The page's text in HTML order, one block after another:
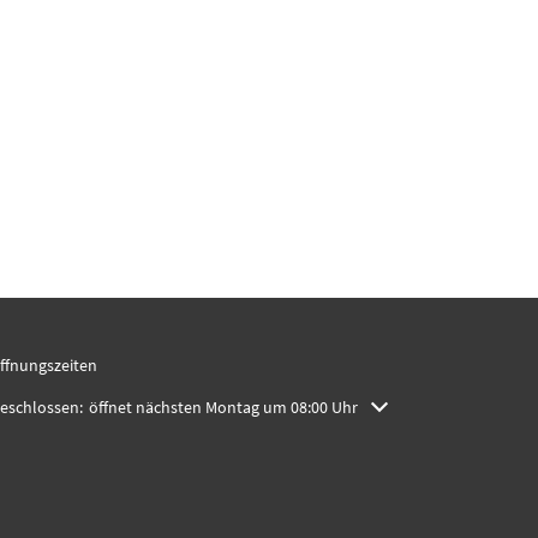
um weitere Öffnungs- oder Schließzeiten auszublenden
öffnet nächsten Montag um 08:00 Uhr